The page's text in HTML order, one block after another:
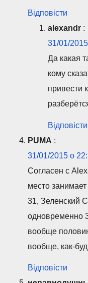
Відповісти
alexаndr :
31/01/
Да какая
кому
привести
Відповісти
PUMA :
31/01/2015 о
Согласен с
место
31, Зеленский
одновременно
вообще
вообще, как-
Відповісти